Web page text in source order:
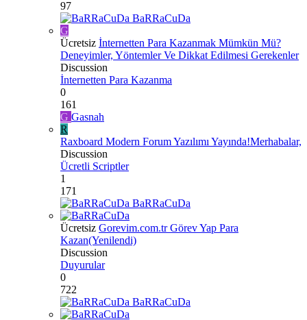
97
BaRRaCuDa
G
Ücretsiz İnternetten Para Kazanmak Mümkün Mü?
Deneyimler, Yöntemler Ve Dikkat Edilmesi Gerekenler
Discussion
İnternetten Para Kazanma
0
161
G Gasnah
R
Raxboard Modern Forum Yazılımı Yayında!Merhabalar,
Discussion
Ücretli Scriptler
1
171
BaRRaCuDa
Ücretsiz Gorevim.com.tr Görev Yap Para
Kazan(Yenilendi)
Discussion
Duyurular
0
722
BaRRaCuDa